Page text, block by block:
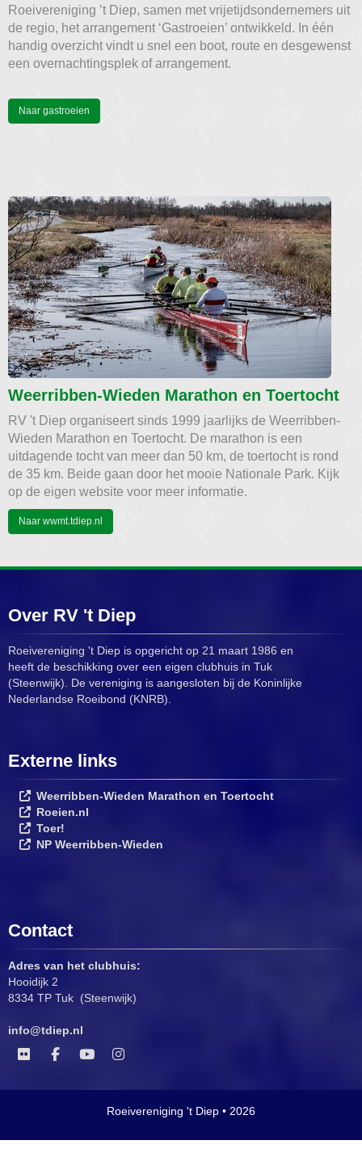
Roeivereniging ’t Diep, samen met vrijetijdsondernemers uit
de regio, het arrangement ‘Gastroeien’ ontwikkeld. In één
handig overzicht vindt u snel een boot, route en desgewenst
een overnachtingsplek of arrangement.
Naar gastroeien
Weerribben-Wieden Marathon en Toertocht
RV 't Diep organiseert sinds 1999 jaarlijks de Weerribben-
Wieden Marathon en Toertocht. De marathon is een
uitdagende tocht van meer dan 50 km, de toertocht is rond
de 35 km. Beide gaan door het mooie Nationale Park. Kijk
op de eigen website voor meer informatie.
Naar wwmt.tdiep.nl
Over RV 't Diep
Roeivereniging 't Diep is opgericht op 21 maart 1986 en
heeft de beschikking over een eigen clubhuis in Tuk
(Steenwijk). De vereniging is aangesloten bij de Koninlijke
Nederlandse Roeibond (KNRB).
Externe links
Weerribben-Wieden Marathon en Toertocht
Roeien.nl
Toer!
NP Weerribben-Wieden
Contact
Adres van het clubhuis:
Hooidijk 2
8334 TP Tuk (Steenwijk)
ofni@tdiep.nl
Roeivereniging 't Diep • 2026